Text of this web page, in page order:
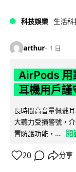
科技娛樂 生活科
arthur 1 日
AirPods 用
耳機用戶
長時間高音量佩戴
大聽力受損警號，
置防護功能，...
閱
20 分享